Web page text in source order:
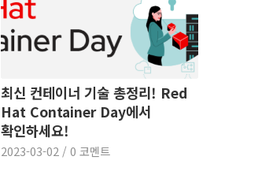
최신 컨테이너 기술 총정리! Red
Hat Container Day에서
확인하세요!
2023-03-02 / 0 코멘트